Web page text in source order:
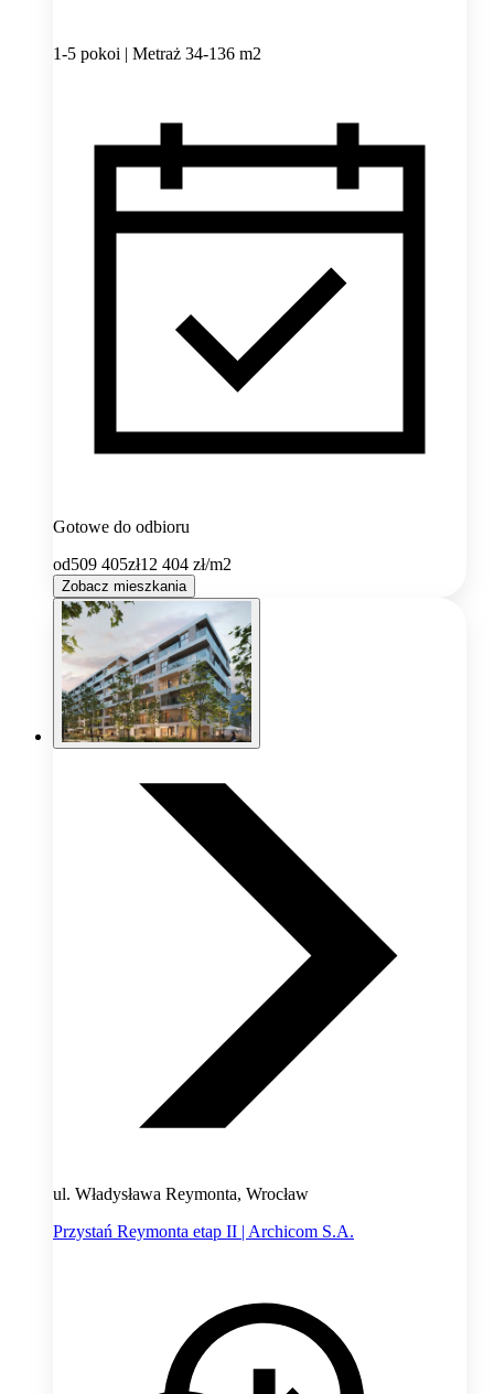
1-5 pokoi | Metraż 34-136 m2
Gotowe do odbioru
od509 405zł12 404 zł/m2
Zobacz mieszkania
ul. Władysława Reymonta, Wrocław
Przystań Reymonta etap II | Archicom S.A.